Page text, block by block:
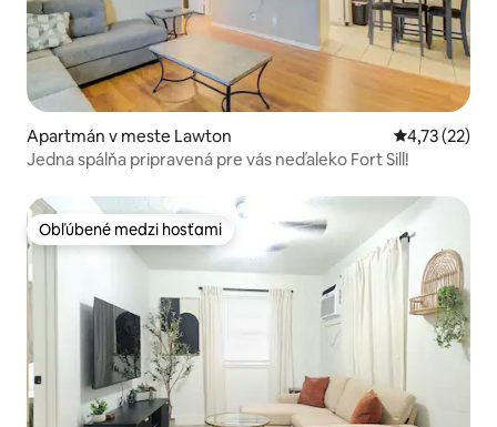
Apartmán v meste Lawton Priemerné
4,73 (22)
Jedna spálňa pripravená pre vás neďaleko Fort Sill!
Obľúbené medzi hosťami
Obľúbené medzi hosťami